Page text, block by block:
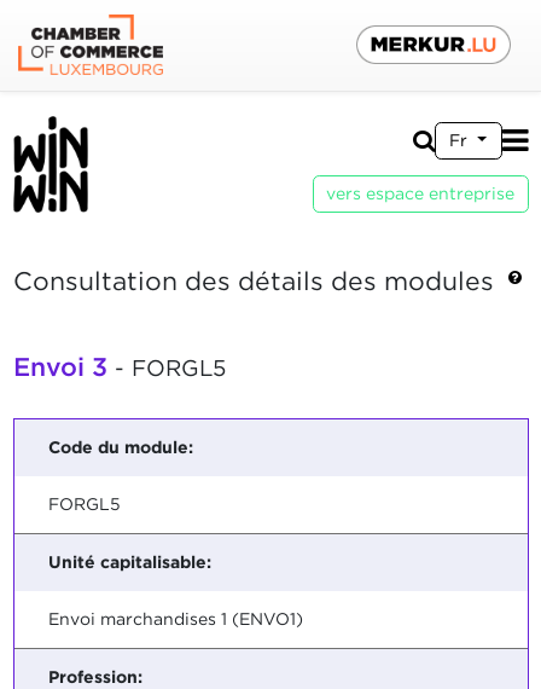
Fr
vers espace entreprise
Consultation des détails des modules
Envoi 3 - FORGL5
Code du module:
FORGL5
Unité capitalisable:
Envoi marchandises 1 (ENVO1)
Profession: